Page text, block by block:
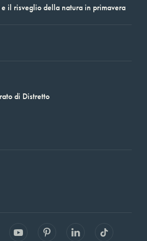
e il risveglio della natura in primavera
di Distretto